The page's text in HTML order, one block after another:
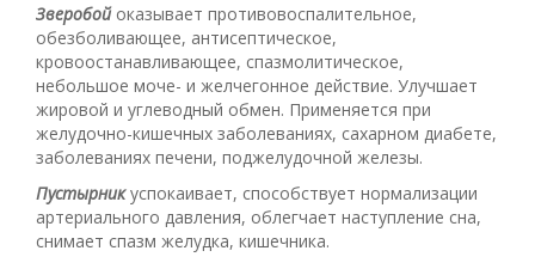
Зверобойоказывает противовоспалительное,
обезболивающее, антисептическое,
кровоостанавливающее, спазмолитическое,
небольшое моче- и желчегонное действие. Улучшает
жировой и углеводный обмен. Применяется при
желудочно-кишечных заболеваниях, сахарном диабете,
заболеваниях печени, поджелудочной железы.
Пустырникуспокаивает, способствует нормализации
артериального давления, облегчает наступление сна,
снимает спазм желудка, кишечника.